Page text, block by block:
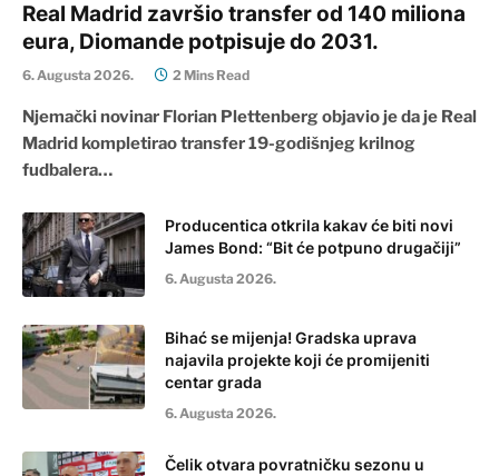
Real Madrid završio transfer od 140 miliona
eura, Diomande potpisuje do 2031.
6. Augusta 2026. 2 Mins Read
Njemački novinar Florian Plettenberg objavio je da je Real
Madrid kompletirao transfer 19-godišnjeg krilnog
fudbalera…
Producentica otkrila kakav će biti novi
James Bond: “Bit će potpuno drugačiji”
6. Augusta 2026.
Bihać se mijenja! Gradska uprava
najavila projekte koji će promijeniti
centar grada
6. Augusta 2026.
Čelik otvara povratničku sezonu u